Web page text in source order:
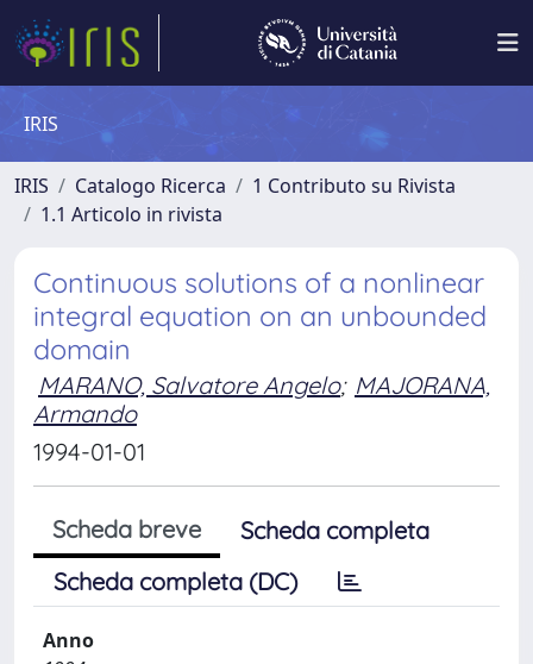
IRIS
IRIS Catalogo Ricerca
1 Contributo su Rivista
1.1 Articolo in rivista
Continuous solutions of a nonlinear
integral equation on an unbounded
domain
MARANO, Salvatore Angelo; MAJORANA,
Armando
1994-01-01
Scheda breve
Scheda completa
Scheda completa (DC)
Anno